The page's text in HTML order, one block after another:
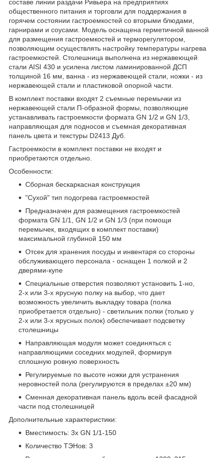
составе линии раздачи Ривьера на предприятиях
общественного питания и торговли для поддержания в
горячем состоянии гастроемкостей со вторыми блюдами,
гарнирами и соусами. Модель оснащена герметичной ванной
для размещения гастроемкостей и терморегулятором,
позволяющим осуществлять настройку температуры нагрева
гастроемкостей. Столешница выполнена из нержавеющей
стали AISI 430 и усилена листом ламинированной ДСП
толщиной 16 мм, ванна - из нержавеющей стали, ножки - из
нержавеющей стали и пластиковой опорной части.
В комплект поставки входят 2 съемные перемычки из
нержавеющей стали П-образной формы, позволяющие
устанавливать гастроемкости формата GN 1/2 и GN 1/3,
направляющая для подносов и съемная декоративная
панель цвета и текстуры D2413 Дуб.
Гастроемкости в комплект поставки не входят и
приобретаются отдельно.
Особенности:
Сборная бескаркасная конструкция
"Сухой" тип подогрева гастроемкостей
Предназначен для размещения гастроемкостей
формата GN 1/1, GN 1/2 и GN 1/3 (при помощи
перемычек, входящих в комплект поставки)
максимальной глубиной 150 мм
Отсек для хранения посуды и инвентаря со стороны
обслуживающего персонала - оснащен 1 полкой и 2
дверями-купе
Специальные отверстия позволяют установить 1-но,
2-х или 3-х ярусную полку на выбор, что дает
возможность увеличить выкладку товара (полка
приобретается отдельно) - светильник полки (только у
2-х или 3-х ярусных полок) обеспечивает подсветку
столешницы
Направляющая модуля может соединяться с
направляющими соседних модулей, формируя
сплошную ровную поверхность
Регулируемые по высоте ножки для устранения
неровностей пола (регулируются в пределах ±20 мм)
Сменная декоративная панель вдоль всей фасадной
части под столешницей
Дополнительные характеристики:
Вместимость: 3х GN 1/1-150
Количество ТЭНов: 3